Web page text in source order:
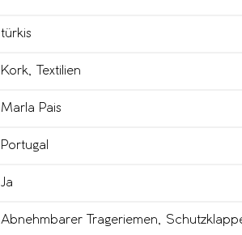
türkis
Kork, Textilien
Marla Pais
Portugal
Ja
Abnehmbarer Trageriemen,